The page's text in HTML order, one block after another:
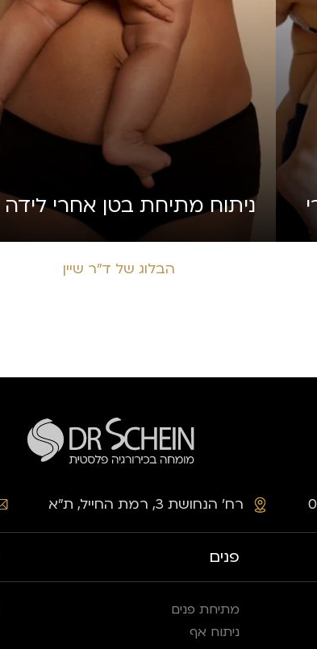
ניתוח מתיחת בטן אחרי לידה
הבלוג של ד״ר שיין
רח׳ הנחושת 3, רמת החייל, ת״א
פנים
מתיחת פנים
ניתוח אף